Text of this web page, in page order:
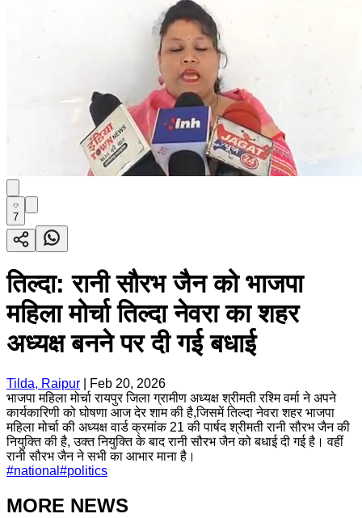
7
तिल्दा: रानी सौरभ जैन को भाजपा
महिला मोर्चा तिल्दा नेवरा का शहर
अध्यक्ष बनने पर दी गई बधाई
Tilda, Raipur
Feb 20, 2026
भाजपा महिला मोर्चा रायपुर जिला ग्रामीण अध्यक्ष श्रीमती रश्मि वर्मा ने अपने
कार्यकारिणी को घोषणा आज देर शाम की है,जिसमें तिल्दा नेवरा शहर भाजपा
महिला मोर्चा की अध्यक्ष वार्ड क्रमांक 21 की पार्षद श्रीमती रानी सौरभ जैन की
नियुक्ति की है, उक्त नियुक्ति के बाद रानी सौरभ जैन को बधाई दी गई है। वहीं
रानी सौरभ जैन ने सभी का आभार माना है।
#national #politics
MORE NEWS